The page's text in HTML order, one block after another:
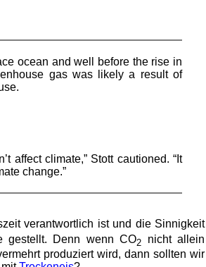
ocean and well before the rise in
gas was likely a result of
affect climate,” Stott cautioned. “It
change.”
verantwortlich ist und die Sinnigkeit
gestellt. Denn wenn CO2 nicht allein
produziert wird, dann sollten wir